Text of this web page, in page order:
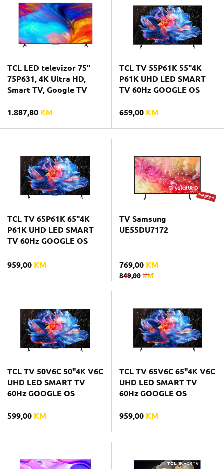
TCL LED televizor 75"
75P631, 4K Ultra HD,
Smart TV, Google TV
1.887,80 KM
TCL TV 55P61K 55"4K
P61K UHD LED SMART
TV 60Hz GOOGLE OS
659,00 KM
TCL TV 65P61K 65"4K
P61K UHD LED SMART
TV 60Hz GOOGLE OS
959,00 KM
TV Samsung
UE55DU7172
769,00 KM
849,00KM
TCL TV 50V6C 50"4K V6C
UHD LED SMART TV
60Hz GOOGLE OS
599,00 KM
TCL TV 65V6C 65"4K V6C
UHD LED SMART TV
60Hz GOOGLE OS
959,00 KM